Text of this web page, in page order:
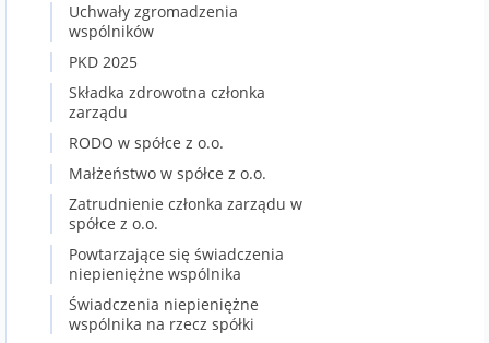
Uchwały zgromadzenia
wspólników
PKD 2025
Składka zdrowotna członka
zarządu
RODO w spółce z o.o.
Małżeństwo w spółce z o.o.
Zatrudnienie członka zarządu w
spółce z o.o.
Powtarzające się świadczenia
niepieniężne wspólnika
Świadczenia niepieniężne
wspólnika na rzecz spółki